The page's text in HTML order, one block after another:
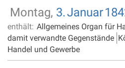
Montag, 3.Januar
enthält: Allgemeines Organ für
damit verwandte Gegenstände
Handel und Gewerbe